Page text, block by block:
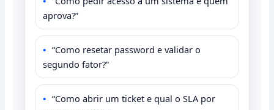
aprova?”
“Como resetar password e validar o
segundo fator?”
“Como abrir um ticket e qual o SLA por